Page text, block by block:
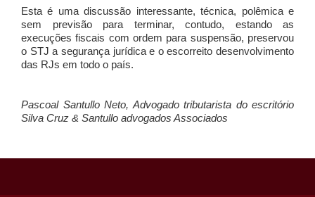
Esta é uma discussão interessante, técnica, polêmica e
sem previsão para terminar, contudo, estando as
execuções fiscais com ordem para suspensão, preservou
o STJ a segurança jurídica e o escorreito desenvolvimento
das RJs em todo o país.
Pascoal Santullo Neto, Advogado tributarista do escritório
Silva Cruz & Santullo advogados Associados